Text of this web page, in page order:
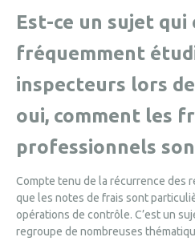
Est-ce un sujet qui
fréquemment
inspecteurs lors
oui, comment les
professionnels
Compte tenu de la récurrence des
que les notes de frais sont
opérations de contrôle. C’est un
regroupe de nombreuses